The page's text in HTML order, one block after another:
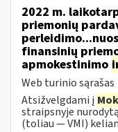
2022 m.
priemonių
finansinių
apmokestinimo
Web turinio sąrašas
Atsižvelgdami į
straipsnyje
(toliau — VMI)